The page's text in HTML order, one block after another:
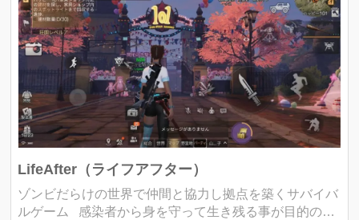
LifeAfter（ライフアフター）
ゾンビだらけの世界で仲間と協力し拠点を築くサバイバ
ルゲーム 感染者から身を守って生き残る事が目的のゲ